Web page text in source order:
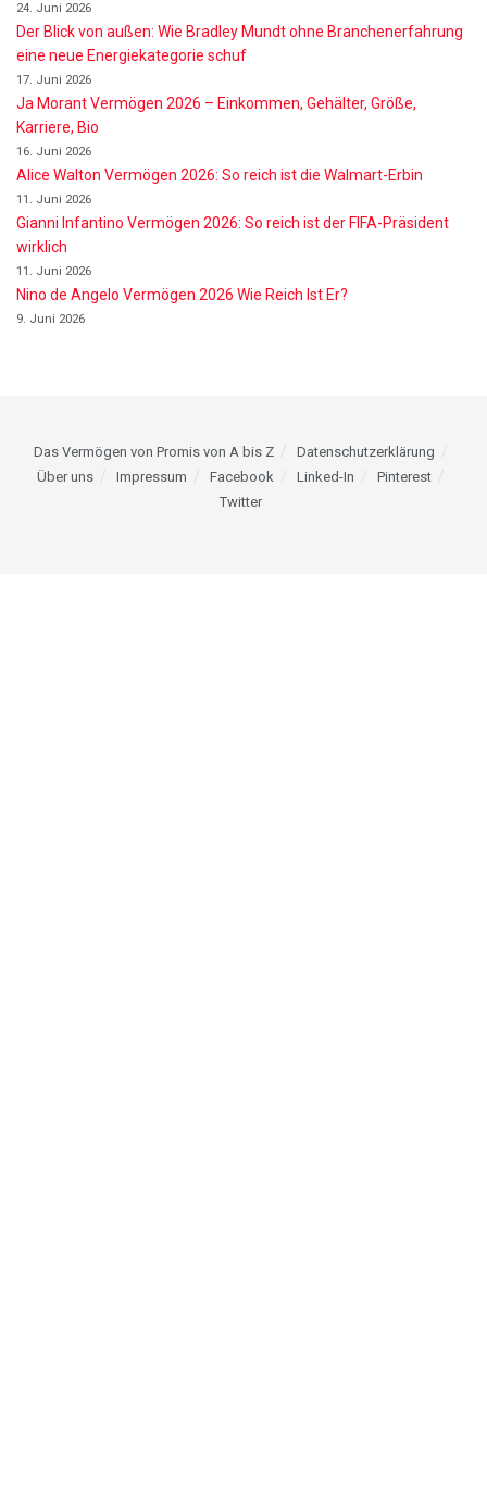
24. Juni 2026
Der Blick von außen: Wie Bradley Mundt ohne Branchenerfahrung
eine neue Energiekategorie schuf
17. Juni 2026
Ja Morant Vermögen 2026 – Einkommen, Gehälter, Größe,
Karriere, Bio
16. Juni 2026
Alice Walton Vermögen 2026: So reich ist die Walmart-Erbin
11. Juni 2026
Gianni Infantino Vermögen 2026: So reich ist der FIFA-Präsident
wirklich
11. Juni 2026
Nino de Angelo Vermögen 2026 Wie Reich Ist Er?
9. Juni 2026
Das Vermögen von Promis von A bis Z
Datenschutzerklärung
Über uns
Impressum Facebook Linked-In
Pinterest
Twitter